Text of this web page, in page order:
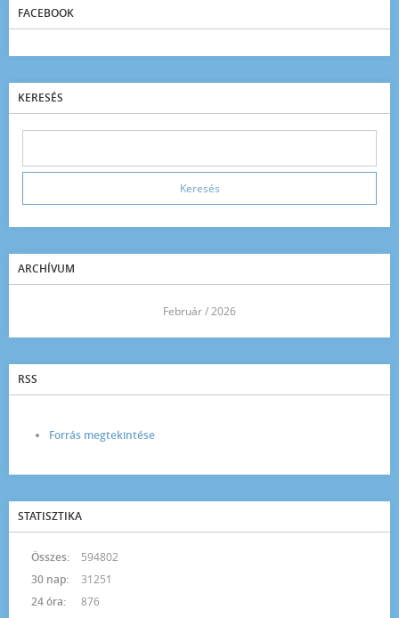
FACEBOOK
KERESÉS
ARCHÍVUM
Február / 2026
RSS
Forrás megtekintése
STATISZTIKA
Összes:
594802
30 nap:
31251
24 óra:
876